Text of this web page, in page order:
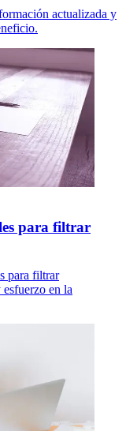
actualizada y
para filtrar
para filtrar
en la